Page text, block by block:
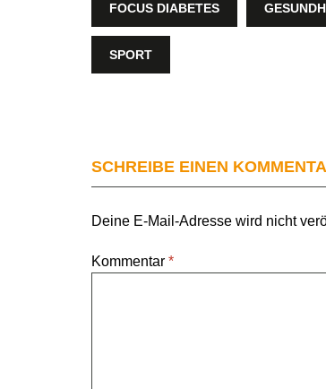
FOCUS DIABETES
SPORT
SCHREIBE EINEN
Deine E-Mail-Adresse wird nicht
Kommentar *